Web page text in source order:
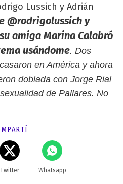
Lussich y Adrián
@rodrigolussich y
amiga Marina Calabró
usándome. Dos
en América y ahora
doblada con Jorge Rial
de Pallares. No
Twitter Whatsapp